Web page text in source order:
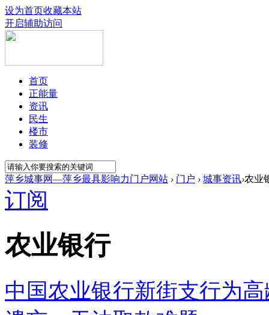
设为首页收藏本站
开启辅助访问
首页
正能量
资讯
民生
楼市
装修
萍乡城事网—萍乡最具影响力门户网站 › 门户 › 城事资讯›农业
订阅
农业银行
中国农业银行新街支行为